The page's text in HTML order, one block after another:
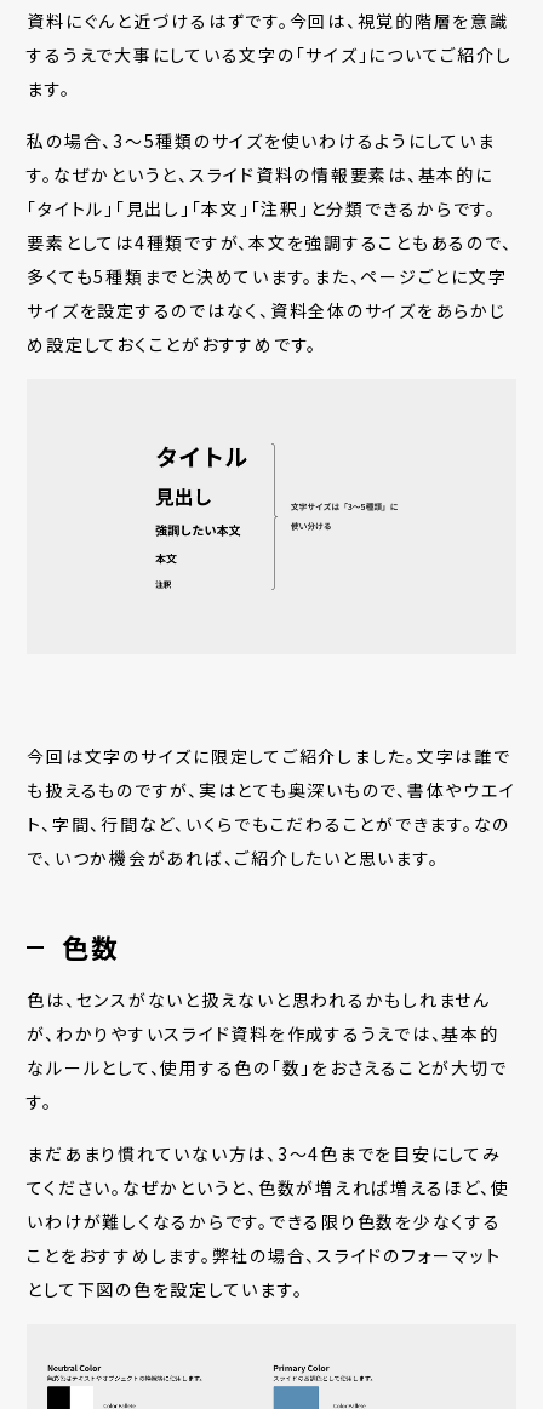
資料にぐんと近づけるはずです。今回は、視覚的階層を意識
するうえで大事にしている文字の「サイズ」についてご紹介し
ます。
私の場合、3〜5種類のサイズを使いわけるようにしていま
す。なぜかというと、スライド資料の情報要素は、基本的に
「タイトル」「見出し」「本文」「注釈」と分類できるからです。
要素としては4種類ですが、本文を強調することもあるので、
多くても5種類までと決めています。また、ページごとに文字
サイズを設定するのではなく、資料全体のサイズをあらかじ
め設定しておくことがおすすめです。
今回は文字のサイズに限定してご紹介しました。文字は誰で
も扱えるものですが、実はとても奥深いもので、書体やウエイ
ト、字間、行間など、いくらでもこだわることができます。なの
で、いつか機会があれば、ご紹介したいと思います。
色数
色は、センスがないと扱えないと思われるかもしれません
が、わかりやすいスライド資料を作成するうえでは、基本的
なルールとして、使用する色の「数」をおさえることが大切で
す。
まだあまり慣れていない方は、3〜4色までを目安にしてみ
てください。なぜかというと、色数が増えれば増えるほど、使
いわけが難しくなるからです。できる限り色数を少なくする
ことをおすすめします。弊社の場合、スライドのフォーマット
として下図の色を設定しています。